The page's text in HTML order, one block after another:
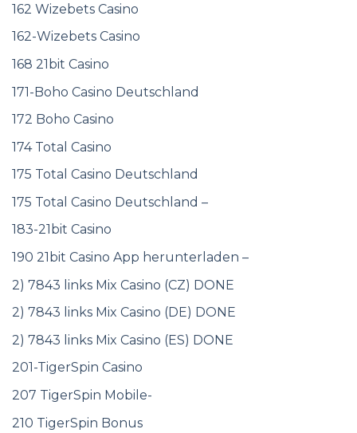
162 Wizebets Casino
162-Wizebets Casino
168 21bit Casino
171-Boho Casino Deutschland
172 Boho Casino
174 Total Casino
175 Total Casino Deutschland
175 Total Casino Deutschland –
183-21bit Casino
190 21bit Casino App herunterladen –
2) 7843 links Mix Casino (CZ) DONE
2) 7843 links Mix Casino (DE) DONE
2) 7843 links Mix Casino (ES) DONE
201-TigerSpin Casino
207 TigerSpin Mobile-
210 TigerSpin Bonus